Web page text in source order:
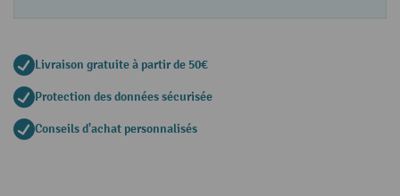
Livraison gratuite à partir de 50€
Protection des données sécurisée
Conseils d'achat personnalisés